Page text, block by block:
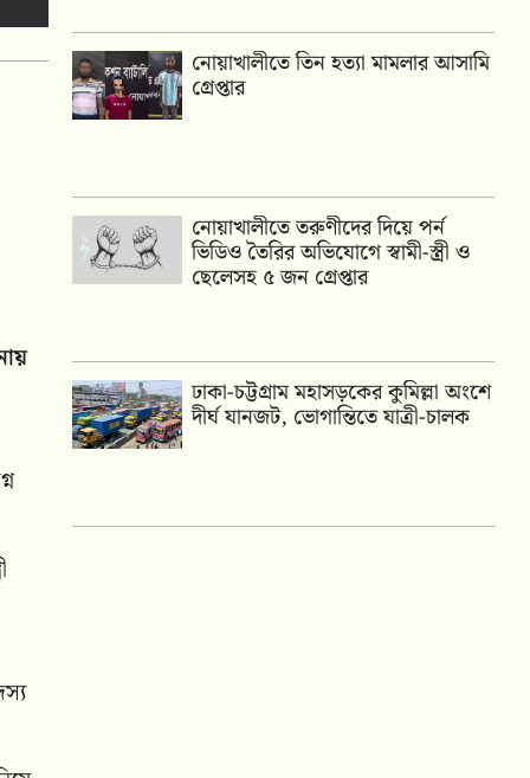
নোয়াখালীতে তিন হত্যা মামলার আসামি
গ্রেপ্তার
নোয়াখালীতে তরুণীদের দিয়ে পর্ন
ভিডিও তৈরির অভিযোগে স্বামী-স্ত্রী ও
ছেলেসহ ৫ জন গ্রেপ্তার
ঢাকা-চট্টগ্রাম মহাসড়কের কুমিল্লা অংশে
দীর্ঘ যানজট, ভোগান্তিতে যাত্রী-চালক